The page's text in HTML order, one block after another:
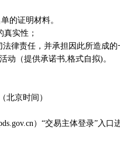
的证明材料。
真实性 ；
律责任，并承担因此所造成的
动（提供承诺书,格式自拟)。
北京时间）
） “交易主体登录”入口